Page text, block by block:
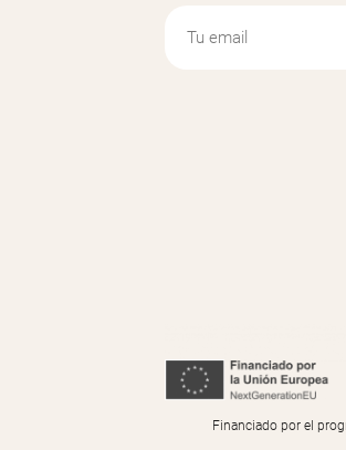
Financiado por el